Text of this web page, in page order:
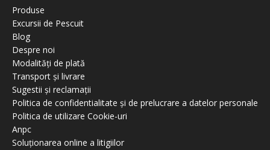
Produse
Excursii de Pescuit
Blog
Despre noi
Modalități de plată
Transport și livrare
Sugestii și reclamații
Politica de confidentialitate și de prelucrare a datelor personale
Politica de utilizare Cookie-uri
Anpc
Soluționarea online a litigiilor